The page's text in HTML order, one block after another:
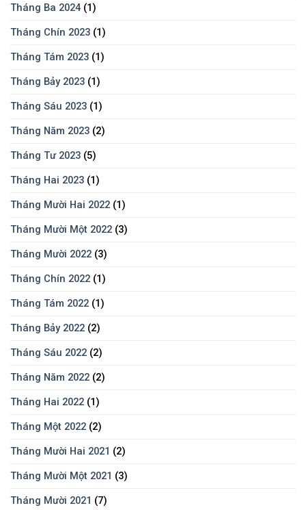
Tháng Ba 2024 (1)
Tháng Chín 2023 (1)
Tháng Tám 2023 (1)
Tháng Bảy 2023 (1)
Tháng Sáu 2023 (1)
Tháng Năm 2023 (2)
Tháng Tư 2023 (5)
Tháng Hai 2023 (1)
Tháng Mười Hai 2022 (1)
Tháng Mười Một 2022 (3)
Tháng Mười 2022 (3)
Tháng Chín 2022 (1)
Tháng Tám 2022 (1)
Tháng Bảy 2022 (2)
Tháng Sáu 2022 (2)
Tháng Năm 2022 (2)
Tháng Hai 2022 (1)
Tháng Một 2022 (2)
Tháng Mười Hai 2021 (2)
Tháng Mười Một 2021 (3)
Tháng Mười 2021 (7)